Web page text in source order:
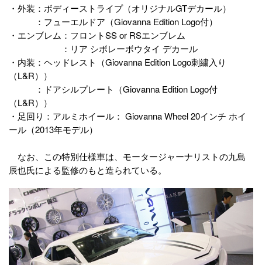
・外装：ボディーストライプ（オリジナルGTデカール）
：フューエルドア（Giovanna Edition Logo付）
・エンブレム：フロントSS or RSエンブレム
：リア シボレーボウタイ デカール
・内装：ヘッドレスト（Giovanna Edition Logo刺繍入り
（L&R））
：ドアシルプレート（Giovanna Edition Logo付
（L&R））
・足回り：アルミホイール： Giovanna Wheel 20インチ ホイ
ール（2013年モデル）
なお、この特別仕様車は、モータージャーナリストの九島
辰也氏による監修のもと造られている。